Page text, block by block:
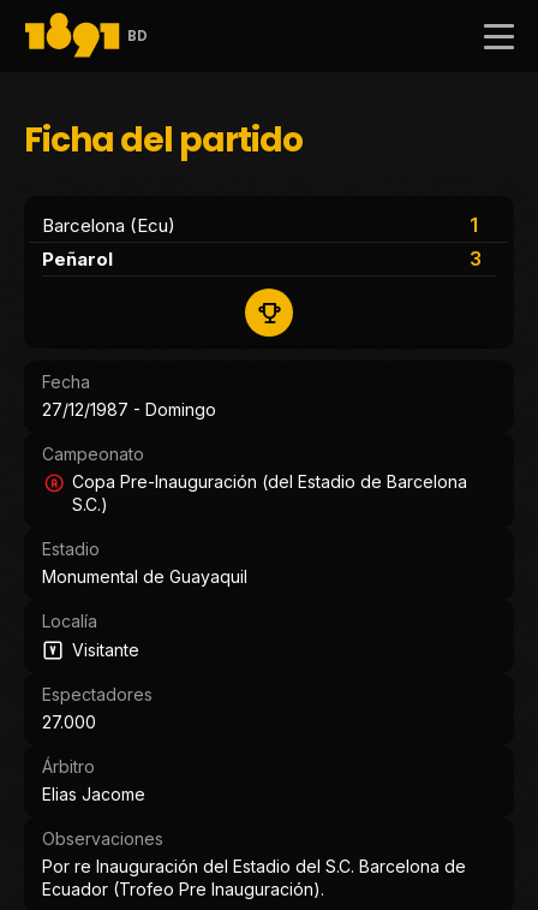
BD
Ficha del partido
Barcelona (Ecu)
1
3
Peñarol
Fecha
27/12/1987 - Domingo
Campeonato
Copa Pre-Inauguración (del Estadio de Barcelona
S.C.)
Estadio
Monumental de Guayaquil
Localía
Visitante
Espectadores
27.000
Árbitro
Elias Jacome
Observaciones
Por re Inauguración del Estadio del S.C. Barcelona de
Ecuador (Trofeo Pre Inauguración).